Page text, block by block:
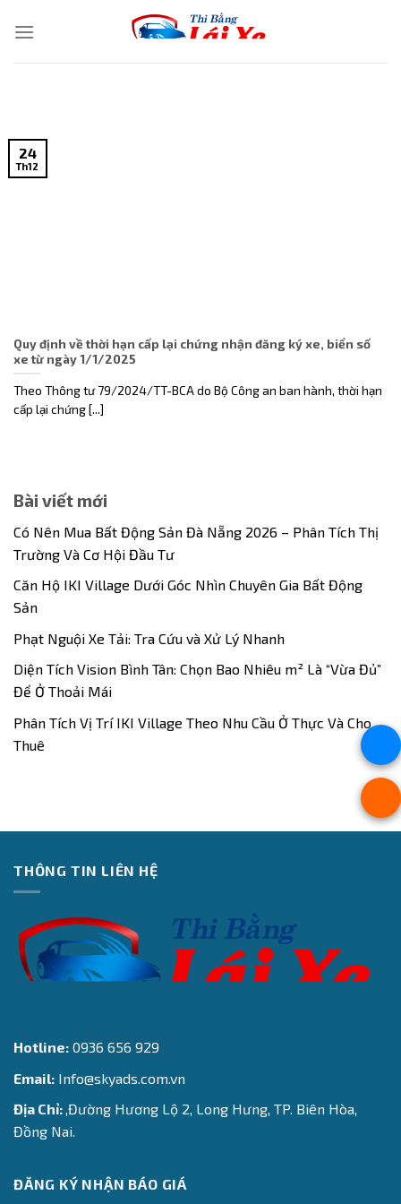
Quy định về thời hạn cấp lại chứng nhận đăng ký xe, biển số
xe từ ngày 1/1/2025
Theo Thông tư 79/2024/TT-BCA do Bộ Công an ban hành, thời hạn
cấp lại chứng [...]
24
Th12
Bài viết mới
Có Nên Mua Bất Động Sản Đà Nẵng 2026 – Phân Tích Thị
Trường Và Cơ Hội Đầu Tư
Căn Hộ IKI Village Dưới Góc Nhìn Chuyên Gia Bất Động
Sản
Phạt Nguội Xe Tải: Tra Cứu và Xử Lý Nhanh
Diện Tích Vision Bình Tân: Chọn Bao Nhiêu m² Là “Vừa Đủ”
Để Ở Thoải Mái
Phân Tích Vị Trí IKI Village Theo Nhu Cầu Ở Thực Và Cho
Thuê
THÔNG TIN LIÊN HỆ
Hotline: 0936 656 929
Email: Info@skyads.com.vn
Địa Chỉ:,Đường Hương Lộ 2, Long Hưng, TP. Biên Hòa,
Đồng Nai.
ĐĂNG KÝ NHẬN BÁO GIÁ